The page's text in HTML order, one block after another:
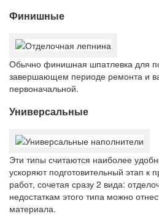
Финишные
Обычно финишная шпатлевка для
завершающем периоде ремонта и
первоначальной.
Универсальные
Эти типы считаются наиболее
ускоряют подготовительный этап к
работ, сочетая сразу 2 вида:
недостаткам этого типа можно
материала.